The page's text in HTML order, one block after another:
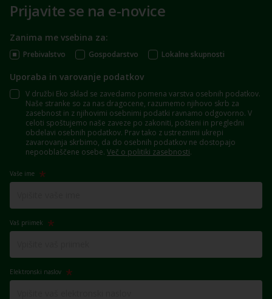
Prijavite se na e-novice
Zanima me vsebina za:
Prebivalstvo Gospodarstvo Lokalne skupnosti
Uporaba in varovanje podatkov
V družbi Eko sklad se zavedamo pomena varstva osebnih podatkov.
Naše stranke so za nas dragocene, razumemo njihovo skrb za
zasebnost in z njihovimi osebnimi podatki ravnamo odgovorno. V
celoti spoštujemo naše zaveze po zakoniti, pošteni in pregledni
obdelavi osebnih podatkov. Prav tako z ustreznimi ukrepi
zavarovanja skrbimo, da do osebnih podatkov ne dostopajo
nepooblaščene osebe. Več o politiki zasebnosti.
Vaše ime
Vaš priimek
Elektronski naslov